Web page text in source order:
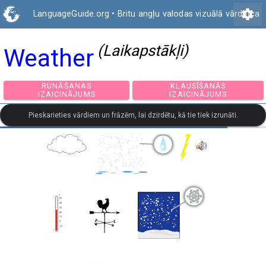
LanguageGuide.org • Britu angļu valodas vizuālā vārdnīca
settings
Weather (Laikapstākļi)
RUNĀŠANAS
IZAICINĀJUMS
KLAUSĪŠANĀS
IZAICINĀJUMS
Pieskarieties vārdiem un frāzēm, lai dzirdētu, kā tie tiek izrunāti.